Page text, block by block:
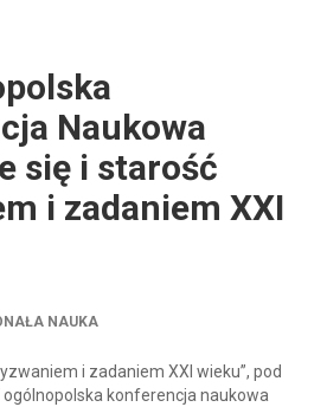
Naukowa
się i starość
i zadaniem XXI
NAUKA
i zadaniem XXI wieku”, pod
ogólnopolska konferencja naukowa